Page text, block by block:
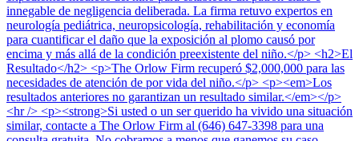
innegable de negligencia deliberada. La firma retuvo expertos en
neurología pediátrica, neuropsicología, rehabilitación y economía
para cuantificar el daño que la exposición al plomo causó por
encima y más allá de la condición preexistente del niño.</p> <h2>El
Resultado</h2> <p>The Orlow Firm recuperó $2,000,000 para las
necesidades de atención de por vida del niño.</p> <p><em>Los
resultados anteriores no garantizan un resultado similar.</em></p>
<hr /> <p><strong>Si usted o un ser querido ha vivido una situación
similar, contacte a The Orlow Firm al (646) 647-3398 para una